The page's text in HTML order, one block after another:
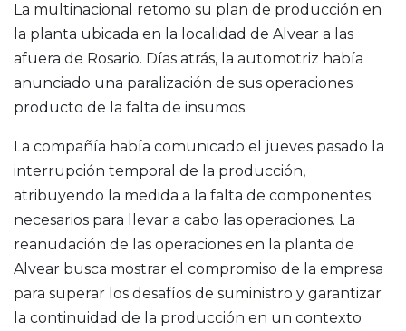
La multinacional retomo su plan de producción en
la planta ubicada en la localidad de Alvear a las
afuera de Rosario. Días atrás, la automotriz había
anunciado una paralización de sus operaciones
producto de la falta de insumos.
La compañía había comunicado el jueves pasado la
interrupción temporal de la producción,
atribuyendo la medida a la falta de componentes
necesarios para llevar a cabo las operaciones. La
reanudación de las operaciones en la planta de
Alvear busca mostrar el compromiso de la empresa
para superar los desafíos de suministro y garantizar
la continuidad de la producción en un contexto